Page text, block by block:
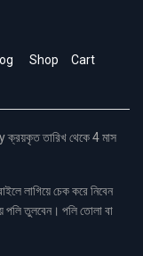
Shop Cart
তারিখ থেকে 4 মাস
লাগিয়ে চেক করে নিবেন
পলি তুলবেন। পলি তোলা বা